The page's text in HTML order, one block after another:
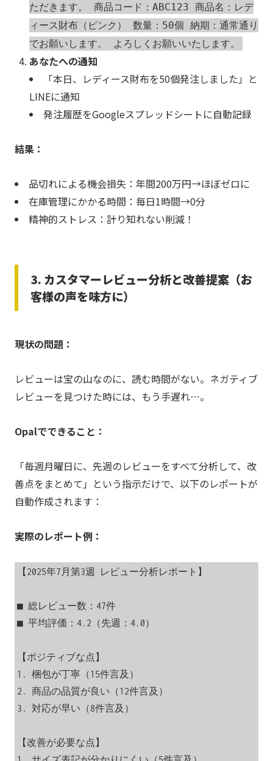
ただきます。 商品コード：ABC123 商品名：レデ
ィース財布（ピンク） 数量：50個 納期：通常通り
でお願いします。 よろしくお願いいたします。
あなたへの通知
「本日、レディース財布を50個発注しました」と
LINEに通知
発注履歴をGoogleスプレッドシートに自動記録
結果：
品切れによる機会損失：年間200万円→ほぼゼロに
在庫管理にかかる時間：毎日1時間→0分
精神的ストレス：計り知れない削減！
3. カスタマーレビュー分析と改善提案（お
客様の声を味方に）
現状の問題：
レビューは宝の山なのに、読む時間がない。ネガティブ
レビューを見つけた時には、もう手遅れ…。
Opalでできること：
「毎週月曜日に、先週のレビューをすべて分析して、改
善点をまとめて」という指示だけで、以下のレポートが
自動作成されます：
実際のレポート例：
【2025年7月第3週 レビュー分析レポート】
■ 総レビュー数：47件
■ 平均評価：4.2（先週：4.0）
【ポジティブな点】
1. 梱包が丁寧（15件言及）
2. 商品の品質が良い（12件言及）
3. 対応が早い（8件言及）
【改善が必要な点】